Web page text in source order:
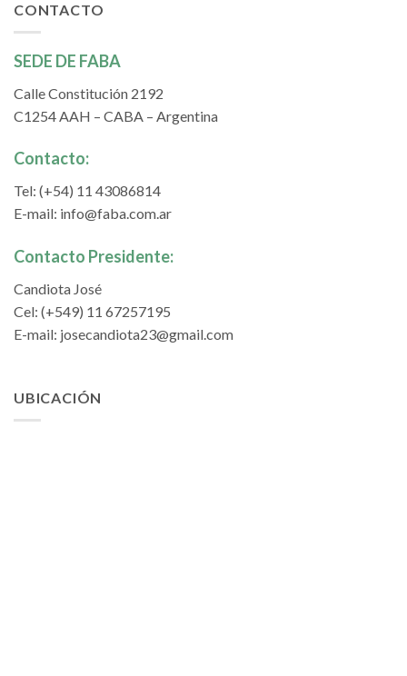
CONTACTO
SEDE DE FABA
Calle Constitución 2192
C1254 AAH – CABA – Argentina
Contacto:
Tel: (+54) 11 43086814
E-mail: info@faba.com.ar
Contacto Presidente:
Candiota José
Cel: (+549) 11 67257195
E-mail: josecandiota23@gmail.com
UBICACIÓN